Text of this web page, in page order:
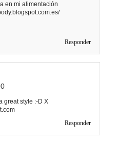
en mi alimentación
Responder
great style :-D X
Responder